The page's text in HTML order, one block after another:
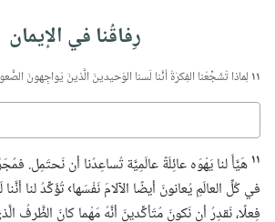
رِفاقُنا في الإيمان
١١ لِماذا تُشَجِّعُنا الفِكرَةُ أنَّنا لَسنا الوَحيدينَ الَّذينَ يُواجِهونَ
١١ هَيَّأَ لنا يَهْوَه عائِلَةً عالَمِيَّة تُساعِدُنا أن نَحتَمِل.‏
في كُلِّ العالَمِ يُعانونَ أيضًا الآلامَ نَفْسَها› تُؤَكِّدُ لنا
فِعلًا،‏ نَقدِرُ أن نَكونَ مُتَأكِّدينَ أنَّهُ مَهْما كانَ الظَّرفُ